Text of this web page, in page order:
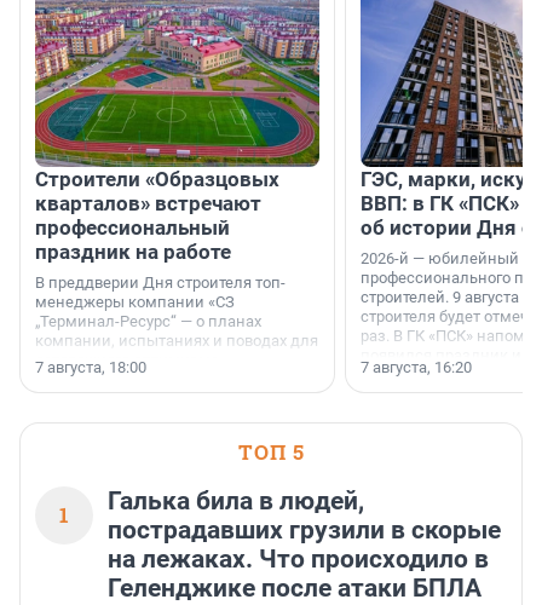
Строители «Образцовых
кварталов» встречают
профессиональный
праздник на работе
В преддверии Дня строителя топ-
менеджеры компании «СЗ
„Терминал-Ресурс“ — о планах
компании, испытаниях и поводах для
осторожного оптимизма.
7 августа, 18:00
ГЭС, марки,
ВВП: в ГК «ПСК»
об истории Дня
2026-й — юбилейный
профессионального
строителей. 9 августа
строителя будет
раз. В ГК «ПСК»
поменялась роль
7 августа, 16:20
ТОП 5
1
Галька била в людей,
пострадавших грузили в скорые
на лежаках. Что происходило в
Геленджике после атаки БПЛА